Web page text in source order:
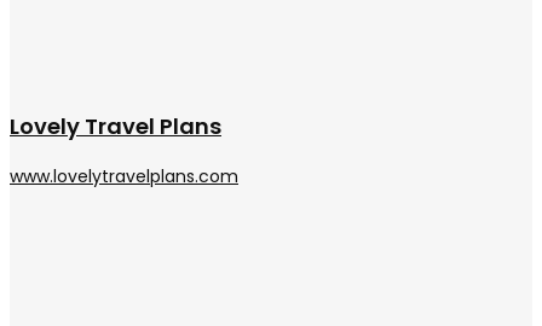
Lovely Travel Plans
www.lovelytravelplans.com